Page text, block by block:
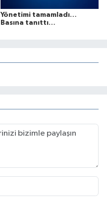
Yönetimi tamamladı…
Basına tanıttı…